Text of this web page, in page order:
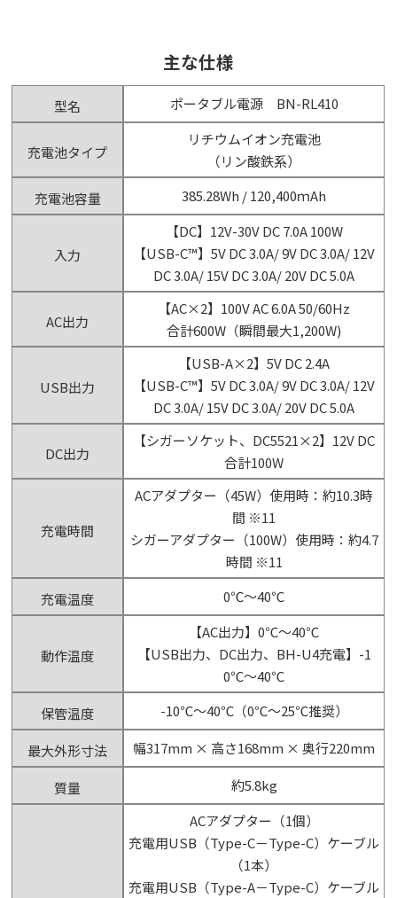
主な仕様
型名 ポータブル電源 BN-RL410
充電池タイプ
リチウムイオン充電池
（リン酸鉄系）
充電池容量
385.28Wh / 120,400ｍAh
入力
【DC】12V-30V DC 7.0A 100W
【USB-C™】5V DC 3.0A/ 9V DC 3.0A/ 12V
DC 3.0A/ 15V DC 3.0A/ 20V DC 5.0A
AC出力
【AC×2】100V AC 6.0A 50/60Hz
合計600W（瞬間最大1,200W)
USB出力
【USB-A×2】5V DC 2.4A
【USB-C™】5V DC 3.0A/ 9V DC 3.0A/ 12V
DC 3.0A/ 15V DC 3.0A/ 20V DC 5.0A
DC出力
【シガーソケット、DC5521×2】12V DC
合計100W
充電時間
ACアダプター（45W）使用時：約10.3時
間 ※11
シガーアダプター（100W）使用時：約4.7
時間 ※11
充電温度
0℃～40℃
動作温度
【AC出力】0℃～40℃
【USB出力、DC出力、BH-U4充電】-1
0℃～40℃
保管温度
-10℃～40℃（0℃～25℃推奨）
最大外形寸法 幅317mm × 高さ168mm × 奥行220mm
質量 約5.8kg
ACアダプター（1個）
充電用USB（Type-C－Type-C）ケーブル
（1本）
充電用USB（Type-A－Type-C）ケーブル